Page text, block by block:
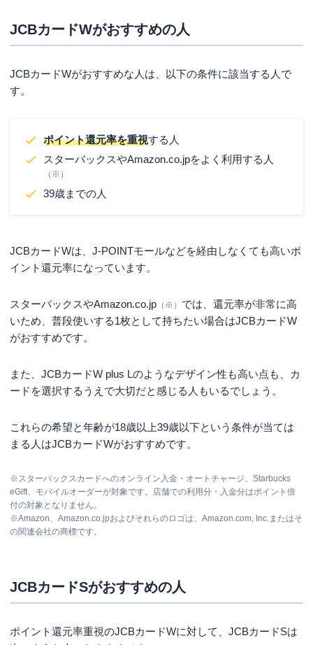
JCBカードWがおすすめの人
JCBカードWがおすすめな人は、以下の条件に該当する人で
す。
ポイント還元率を重視する人
スターバックスやAmazon.co.jpをよく利用する人
（※）
39歳までの人
JCBカードWは、J-POINTモールなどを経由しなくても高いポ
イント還元率になっています。
スターバックスやAmazon.co.jp （※） では、還元率が非常に高
いため、普段使いする1枚として持ちたい場合はJCBカードW
がおすすめです。
また、JCBカードW plus Lのようなデザイン性も高い点も、カ
ードを選択するうえで大切だと感じる人もいるでしょう。
これらの希望と年齢が18歳以上39歳以下という条件が当ては
まる人はJCBカードWがおすすめです。
※スターバックスカードへのオンライン入金・オートチャージ、Starbucks
eGift、モバイルオーダーが対象です。店舗での利用分・入金分はポイント倍
付の対象となりません。
※Amazon、Amazon.co.jpおよびそれらのロゴは、Amazon.com, Inc.またはそ
の関連会社の商標です。
JCBカードSがおすすめの人
ポイント還元率重視のJCBカードWに対して、JCBカードSは